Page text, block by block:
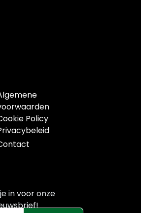
Policy
in voor onze